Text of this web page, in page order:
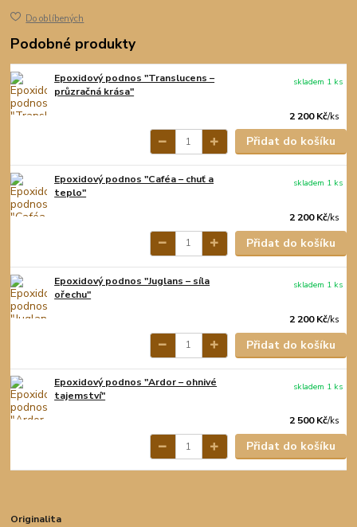
Do oblíbených
Podobné produkty
Epoxidový podnos "Translucens –
průzračná krása"
2 200 Kč/ks
skladem 1 ks
Přidat do košíku
Epoxidový podnos "Caféa – chuť a
teplo"
2 200 Kč/ks
skladem 1 ks
Přidat do košíku
Epoxidový podnos "Juglans – síla
ořechu"
2 200 Kč/ks
skladem 1 ks
Přidat do košíku
Epoxidový podnos "Ardor – ohnivé
tajemství"
2 500 Kč/ks
skladem 1 ks
Přidat do košíku
Originalita